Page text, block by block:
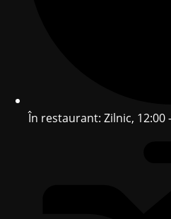
În restaurant: Zilnic, 12:00